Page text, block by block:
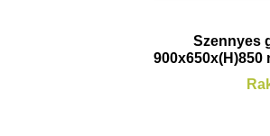
Szennyes
900x650x(H)850